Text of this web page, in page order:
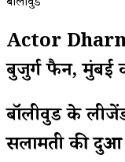
Actor
बुजुर्ग फैन, मुंबई
बॉलीवुड के
सलामती की